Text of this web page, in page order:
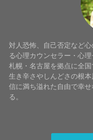
対人恐怖、自己否定など
る心理カウンセラー・心理
札幌・名古屋を拠点に全国
生き辛さやしんどさの根
信に満ち溢れた自由で幸
る。